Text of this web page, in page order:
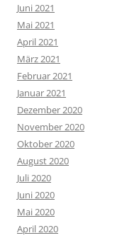
Juni 2021
Mai 2021
April 2021
März 2021
Februar 2021
Januar 2021
Dezember 2020
November 2020
Oktober 2020
August 2020
Juli 2020
Juni 2020
Mai 2020
April 2020